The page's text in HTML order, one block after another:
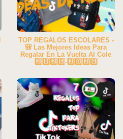
TOP REGALOS ESCOLARES -
🎒 Las Mejores Ideas Para
Regalar En La Vuelta Al Cole
2️⃣0️⃣2️⃣5️⃣-2️⃣0️⃣2️⃣6️⃣